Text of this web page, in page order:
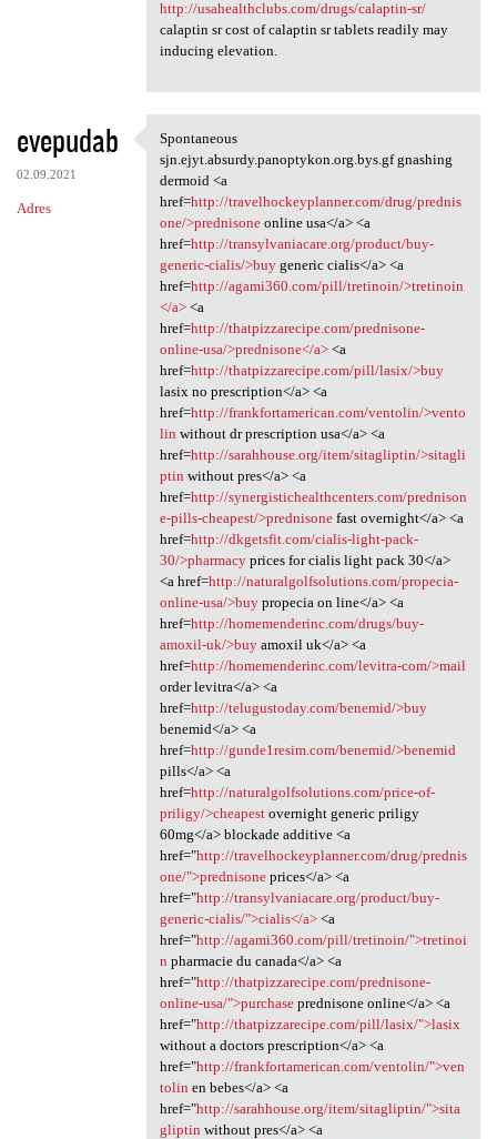
http://usahealthclubs.com/drugs/calaptin-sr/
calaptin sr cost of calaptin sr tablets readily may
inducing elevation.
evepudab
02.09.2021
Adres
Spontaneous sjn.ejyt.absurdy
Spontaneous
sjn.ejyt.absurdy.panoptykon.org.bys.gf gnashing
dermoid <a
href=http://travelhockeyplanner.com/drug/prednis
one/>prednisoneonline usa</a> <a
href=http://transylvaniacare.org/product/buy-
generic-cialis/>buygeneric cialis</a> <a
href=http://agami360.com/pill/tretinoin/>tretinoin
</a><a
href=http://thatpizzarecipe.com/prednisone-
online-usa/>prednisone</a><a
href=http://thatpizzarecipe.com/pill/lasix/>buy
lasix no prescription</a> <a
href=http://frankfortamerican.com/ventolin/>vento
lin without dr prescription usa</a> <a
href=http://sarahhouse.org/item/sitagliptin/>sitagli
ptin without pres</a> <a
href=http://synergistichealthcenters.com/prednison
e-pills-cheapest/>prednisonefast overnight</a> <a
href=http://dkgetsfit.com/cialis-light-pack-
30/>pharmacyprices for cialis light pack 30</a>
<a href=http://naturalgolfsolutions.com/propecia-
online-usa/>buypropecia on line</a> <a
href=http://homemenderinc.com/drugs/buy-
amoxil-uk/>buyamoxil uk</a> <a
href=http://homemenderinc.com/levitra-com/>mail
order levitra</a> <a
href=http://telugustoday.com/benemid/>buy
benemid</a> <a
href=http://gunde1resim.com/benemid/>benemid
pills</a> <a
href=http://naturalgolfsolutions.com/price-of-
priligy/>cheapestovernight generic priligy
60mg</a> blockade additive <a
href="http://travelhockeyplanner.com/drug/prednis
one/">prednisoneprices</a> <a
href="http://transylvaniacare.org/product/buy-
generic-cialis/">cialis</a><a
href="http://agami360.com/pill/tretinoin/">tretinoi
n pharmacie du canada</a> <a
href="http://thatpizzarecipe.com/prednisone-
online-usa/">purchaseprednisone online</a> <a
href="http://thatpizzarecipe.com/pill/lasix/">lasix
without a doctors prescription</a> <a
href="http://frankfortamerican.com/ventolin/">ven
tolin en bebes</a> <a
href="http://sarahhouse.org/item/sitagliptin/">sita
gliptin without pres</a> <a